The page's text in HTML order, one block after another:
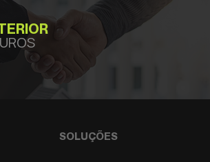
SOLUÇÕES